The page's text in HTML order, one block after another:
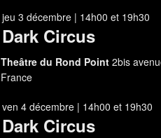
Dark Circus
jeu 3 décembre | 14h00 et 19h30
Theâtre du Rond Point 2bis
France
Dark Circus
ven 4 décembre | 14h00 et 19h30